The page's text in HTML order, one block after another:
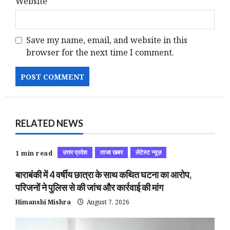
Save my name, email, and website in this
browser for the next time I comment.
RELATED NEWS
1 min read उत्तर प्रदेश ताजा खबर लेटेस्ट न्यूज़
बाराबंकी में 4 वर्षीय छात्रा के साथ कथित घटना का आरोप,
परिजनों ने पुलिस से की जांच और कार्रवाई की मांग
Himanshi Mishra August 7, 2026